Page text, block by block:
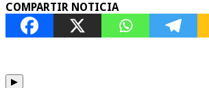
COMPARTIR NOTICIA
▶